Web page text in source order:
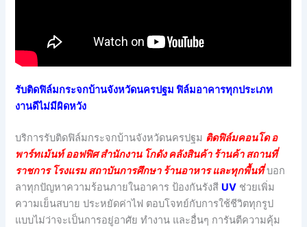
รับติดฟิล์มกระจกบ้านจังหวัดนครปฐม ฟิล์มอาคารทุกประเภท
งานดีไม่มีผิดหวัง
บริการรับติดฟิล์มกระจกบ้านจังหวัดนครปฐม ติดฟิล์มคอนโด อ
พาร์ทเม้นท์ ออฟฟิศ สำนักงาน โกดัง คลังสินค้า ร้านค้า สถานที่
ราชการ โรงแรม สถาบันการศึกษา ร้านอาหาร และทุกพื้นที่บอก
ลาทุกปัญหาความร้อนภายในอาคาร ป้องกันรังสี UV ช่วยเพิ่ม
ความเย็นสบาย ประหยัดค่าไฟ ตอบโจทย์กับการใช้ชีวิตทุกรูป
แบบไม่ว่าจะเป็นการอยู่อาศัย ทำงาน และอื่นๆ การันตีความคุ้ม